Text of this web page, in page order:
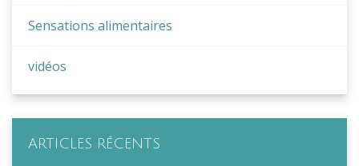
Sensations alimentaires
vidéos
ARTICLES RÉCENTS